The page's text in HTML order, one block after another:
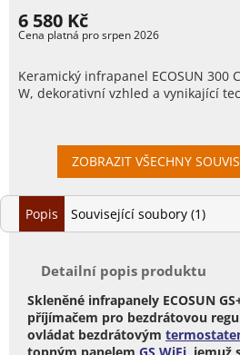
6 580 Kč
Keramický infrapanel ECOSUN 300
W, dekorativní vzhled a vynikající
ZOBRAZIT VŠECHNY
Popis Související soubory (1)
Detailní popis produktu
Skleněné infrapanely ECOSUN
příjímačem pro bezdrátovou
ovládat bezdrátovým